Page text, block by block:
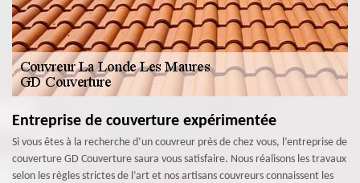
Entreprise de couverture expérimentée
Si vous êtes à la recherche d’un couvreur près de chez vous, l’entreprise de
couverture GD Couverture saura vous satisfaire. Nous réalisons les travaux
selon les règles strictes de l’art et nos artisans couvreurs connaissent les